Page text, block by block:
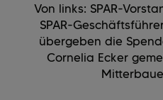
Von links: SPAR-
SPAR-
übergeben die
Cornelia Ecker